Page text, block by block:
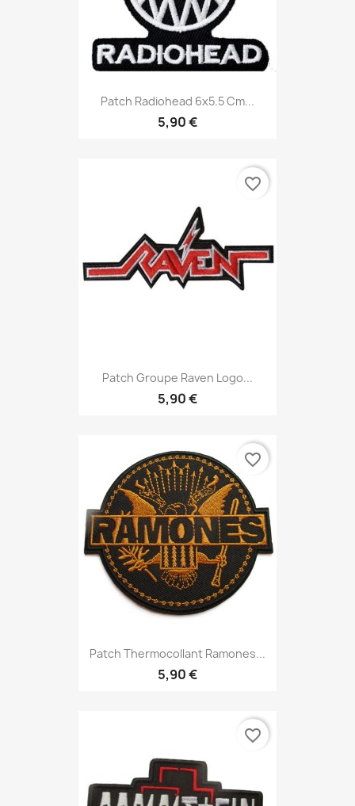
Patch Radiohead 6x5.5 Cm...
5,90 €
Patch Groupe Raven Logo...
5,90 €
favorite_border
Patch Thermocollant Ramones...
5,90 €
favorite_border
favorite_border